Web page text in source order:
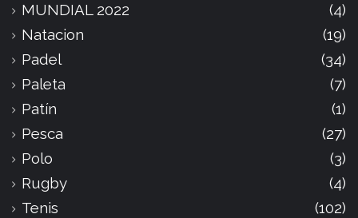
MUNDIAL 2022
(4)
Natacion
(19)
Padel
(34)
Paleta
(7)
Patín
(1)
Pesca
(27)
Polo
(3)
Rugby
(4)
Tenis
(102)